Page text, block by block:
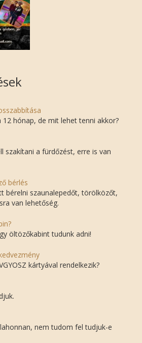
12 hónap, de mit lehet tenni akkor?
szakítani a fürdőzést, erre is van
bérlés
bérelni szaunalepedőt, törölközőt,
van lehetőség.
öltözőkabint tudunk adni!
kártyával rendelkezik?
nem tudom fel tudjuk-e